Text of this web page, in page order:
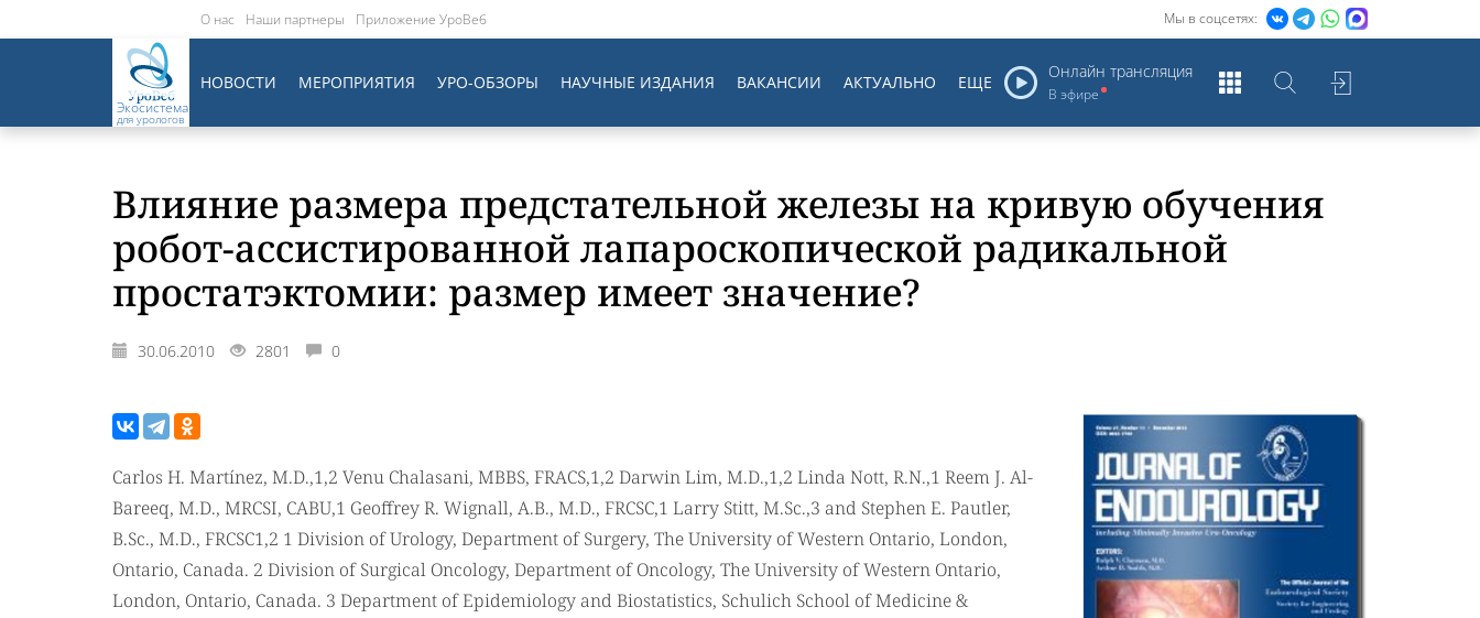
Мы в соцсетях:
О нас Наши партнеры Приложение УроВеб
Экосистема
для урологов
Онлайн трансляция
В эфире
НОВОСТИ МЕРОПРИЯТИЯ УРО-ОБЗОРЫ НАУЧНЫЕ ИЗДАНИЯ ВАКАНСИИ АКТУАЛЬНО ЕЩЕ
Влияние размера предстательной железы на кривую обучения
робот-ассистированной лапароскопической радикальной
простатэктомии: размер имеет значение?
30.06.2010 2801 0
Carlos H. Martínez, M.D.,1,2 Venu Chalasani, MBBS, FRACS,1,2 Darwin Lim, M.D.,1,2 Linda Nott, R.N.,1 Reem J. Al-
Bareeq, M.D., MRCSI, CABU,1 Geoffrey R. Wignall, A.B., M.D., FRCSC,1 Larry Stitt, M.Sc.,3 and Stephen E. Pautler,
B.Sc., M.D., FRCSC1,2 1 Division of Urology, Department of Surgery, The University of Western Ontario, London,
Ontario, Canada. 2 Division of Surgical Oncology, Department of Oncology, The University of Western Ontario,
London, Ontario, Canada. 3 Department of Epidemiology and Biostatistics, Schulich School of Medicine &